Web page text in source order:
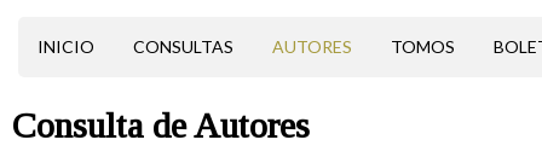
INICIO CONSULTAS AUTORES TOMOS
Consulta deAutores